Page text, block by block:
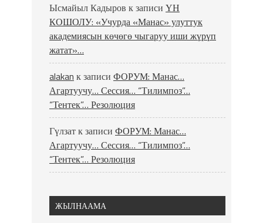
Ысмайыл Кадыров к записи ҮН
КОШОЛУ: «Учурда «Манас» улуттук
академиясын көчөгө чыгаруу иши жүрүп
жатат»…
alakan к записи ФОРУМ: Манас…
Агартуучу… Сессия… “Тилимпоз”…
“Тентек”… Резолюция
Гүлзатк записи ФОРУМ: Манас…
Агартуучу… Сессия… “Тилимпоз”…
“Тентек”… Резолюция
ЖЫЛНААМА